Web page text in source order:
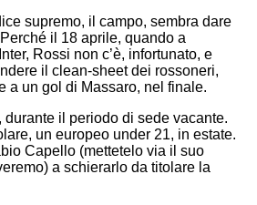
supremo, il campo, sembra dare
il 18 aprile, quando a
Rossi non c’è, infortunato, e
il clean-sheet dei rossoneri,
a un gol di Massaro, nel finale.
durante il periodo di sede vacante.
un europeo under 21, in estate.
Capello (mettetelo via il suo
a schierarlo da titolare la